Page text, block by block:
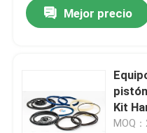
Mejor precio
Kit
MOQ